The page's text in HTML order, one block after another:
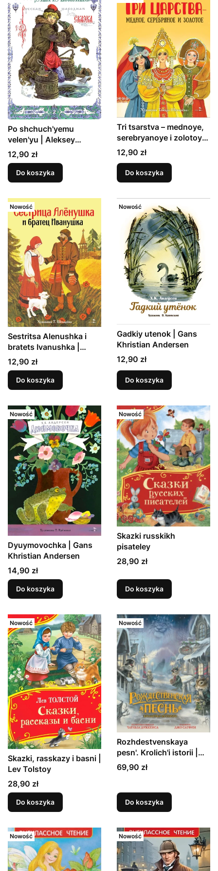
Po shchuch'yemu
velen'yu | Aleksey
Tolstoy
Cena
12,90 zł
Do koszyka
Tri tsarstva – mednoye,
serebryanoye i zolotoye
| Aleksandr Afana
Cena
12,90 zł
Do koszyka
Nowość
Sestritsa Alenushka i
bratets Ivanushka |
Aleksandr Afanas'yev
Cena
12,90 zł
Do koszyka
Nowość
Gadkiy utenok | Gans
Khristian Andersen
Cena
12,90 zł
Do koszyka
Nowość
Dyuymovochka | Gans
Khristian Andersen
Cena
14,90 zł
Do koszyka
Nowość
Skazki russkikh
pisateley
Cena
28,90 zł
Do koszyka
Nowość
Skazki, rasskazy i basni |
Lev Tolstoy
Cena
28,90 zł
Do koszyka
Nowość
Rozhdestvenskaya
pesn'. Krolich'i istorii |
Charl'z Dikkens
Cena
69,90 zł
Do koszyka
Nowość Nowość